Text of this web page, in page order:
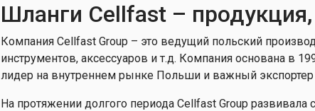
Шланги Cellfast –
Компания Cellfast Group – это ведущий польский
инструментов, аксессуаров и т.д. Компания основана в
лидер на внутреннем рынке Польши и важный
На протяжении долгого периода Cellfast Group развивала